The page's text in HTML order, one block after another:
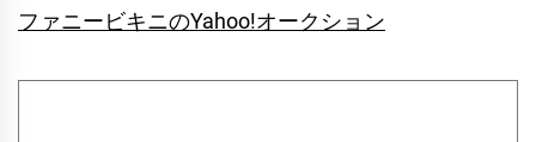
ファニービキニのYahoo!オークション